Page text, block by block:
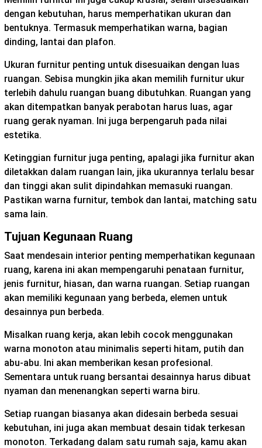
dengan kebutuhan, harus memperhatikan ukuran dan
bentuknya. Termasuk memperhatikan warna, bagian
dinding, lantai dan plafon.
Ukuran furnitur penting untuk disesuaikan dengan luas
ruangan. Sebisa mungkin jika akan memilih furnitur ukur
terlebih dahulu ruangan buang dibutuhkan. Ruangan yang
akan ditempatkan banyak perabotan harus luas, agar
ruang gerak nyaman. Ini juga berpengaruh pada nilai
estetika.
Ketinggian furnitur juga penting, apalagi jika furnitur akan
diletakkan dalam ruangan lain, jika ukurannya terlalu besar
dan tinggi akan sulit dipindahkan memasuki ruangan.
Pastikan warna furnitur, tembok dan lantai, matching satu
sama lain.
Tujuan Kegunaan Ruang
Saat mendesain interior penting memperhatikan kegunaan
ruang, karena ini akan mempengaruhi penataan furnitur,
jenis furnitur, hiasan, dan warna ruangan. Setiap ruangan
akan memiliki kegunaan yang berbeda, elemen untuk
desainnya pun berbeda.
Misalkan ruang kerja, akan lebih cocok menggunakan
warna monoton atau minimalis seperti hitam, putih dan
abu-abu. Ini akan memberikan kesan profesional.
Sementara untuk ruang bersantai desainnya harus dibuat
nyaman dan menenangkan seperti warna biru.
Setiap ruangan biasanya akan didesain berbeda sesuai
kebutuhan, ini juga akan membuat desain tidak terkesan
monoton. Terkadang dalam satu rumah saja, kamu akan